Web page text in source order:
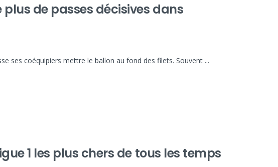
plus de passes décisives dans
ses coéquipiers mettre le ballon au fond des filets. Souvent ...
1 les plus chers de tous les temps